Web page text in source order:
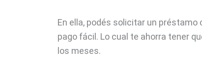
En ella, podés solicitar un
pago fácil. Lo cual te ahorra tener
los meses.